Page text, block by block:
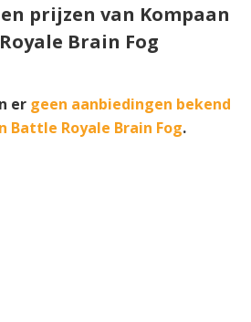
prijzen van Kompaan
Brain Fog
er geen aanbiedingen bekend
Battle Royale Brain Fog.